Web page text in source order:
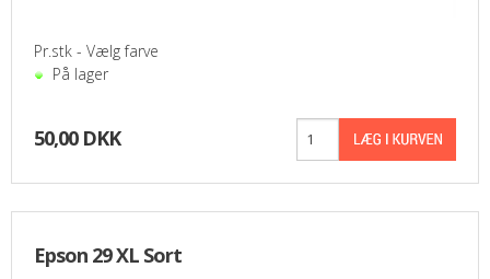
Pr.stk - Vælg farve
På lager
50,00 DKK
Epson 29 XL Sort